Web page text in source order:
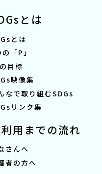
とは
とは
「P」
目標
映像集
なで取り組むSDGs
リンク集
用までの流れ
さんへ
者の方へ